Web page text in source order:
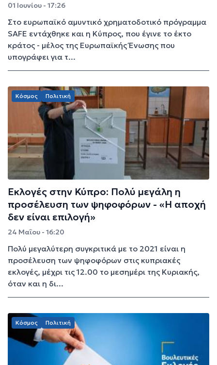
01 Ιουνίου - 17:26
Στο ευρωπαϊκό αμυντικό χρηματοδοτικό πρόγραμμα
SAFE εντάχθηκε και η Κύπρος, που έγινε το έκτο
κράτος - μέλος της Ευρωπαϊκής Ένωσης που
υπογράφει για τ...
Κόσμος Πολιτική
Εκλογές στην Κύπρο: Πολύ μεγάλη η
προσέλευση των ψηφοφόρων - «Η αποχή
δεν είναι επιλογή»
24 Μαΐου - 16:20
Πολύ μεγαλύτερη συγκριτικά με το 2021 είναι η
προσέλευση των ψηφοφόρων στις κυπριακές
εκλογές, μέχρι τις 12.00 το μεσημέρι της Κυριακής,
όταν και η δι...
Κόσμος Πολιτική